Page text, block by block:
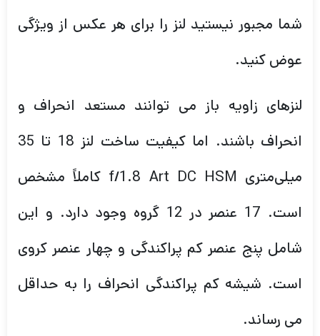
شما مجبور نیستید لنز را برای هر عکس از ویژگی
عوض کنید.
لنزهای زاویه باز می توانند مستعد انحراف و
انحراف باشند. اما کیفیت ساخت لنز 18 تا 35
میلی‌متری f/1.8 Art DC HSM کاملاً مشخص
است. 17 عنصر در 12 گروه وجود دارد. و این
شامل پنج عنصر کم پراکندگی و چهار عنصر کروی
است. شیشه کم پراکندگی انحراف را به حداقل
می رساند.